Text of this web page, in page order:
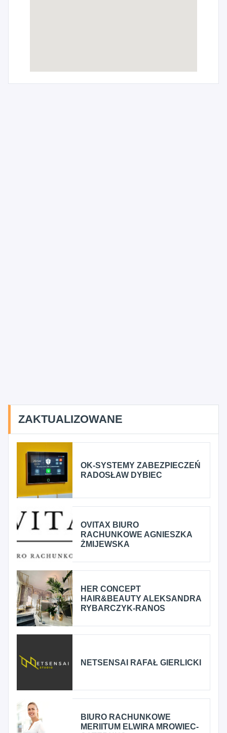
ZAKTUALIZOWANE
OK-SYSTEMY ZABEZPIECZEŃ
RADOSŁAW DYBIEC
OVITAX BIURO
RACHUNKOWE AGNIESZKA
ŻMIJEWSKA
HER CONCEPT
HAIR&BEAUTY ALEKSANDRA
RYBARCZYK-RANOS
NETSENSAI RAFAŁ GIERLICKI
BIURO RACHUNKOWE
MERIITUM ELWIRA MROWIEC-